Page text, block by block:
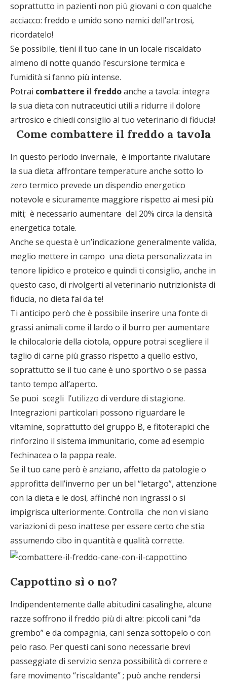
soprattutto in pazienti non più giovani o con qualche
acciacco: freddo e umido sono nemici dell’artrosi,
ricordatelo!
Se possibile, tieni il tuo cane in un locale riscaldato
almeno di notte quando l’escursione termica e
l’umidità si fanno più intense.
Potrai combattere il freddoanche a tavola: integra
la sua dieta con nutraceutici utili a ridurre il dolore
artrosico e chiedi consiglio al tuo veterinario di fiducia!
Come combattere il freddo a tavola
In questo periodo invernale, è importante rivalutare
la sua dieta: affrontare temperature anche sotto lo
zero termico prevede un dispendio energetico
notevole e sicuramente maggiore rispetto ai mesi più
miti; è necessario aumentare del 20% circa la densità
energetica totale.
Anche se questa è un’indicazione generalmente valida,
meglio mettere in campo una dieta personalizzata in
tenore lipidico e proteico e quindi ti consiglio, anche in
questo caso, di rivolgerti al veterinario nutrizionista di
fiducia, no dieta fai da te!
Ti anticipo però che è possibile inserire una fonte di
grassi animali come il lardo o il burro per aumentare
le chilocalorie della ciotola, oppure potrai scegliere il
taglio di carne più grasso rispetto a quello estivo,
soprattutto se il tuo cane è uno sportivo o se passa
tanto tempo all’aperto.
Se puoi scegli l’utilizzo di verdure di stagione.
Integrazioni particolari possono riguardare le
vitamine, soprattutto del gruppo B, e fitoterapici che
rinforzino il sistema immunitario, come ad esempio
l’echinacea o la pappa reale.
Se il tuo cane però è anziano, affetto da patologie o
approfitta dell’inverno per un bel “letargo”, attenzione
con la dieta e le dosi, affinché non ingrassi o si
impigrisca ulteriormente. Controlla che non vi siano
variazioni di peso inattese per essere certo che stia
assumendo cibo in quantità e qualità corrette.
Cappottino sì o no?
Indipendentemente dalle abitudini casalinghe, alcune
razze soffrono il freddo più di altre: piccoli cani “da
grembo” e da compagnia, cani senza sottopelo o con
pelo raso. Per questi cani sono necessarie brevi
passeggiate di servizio senza possibilità di correre e
fare movimento “riscaldante” ; può anche rendersi